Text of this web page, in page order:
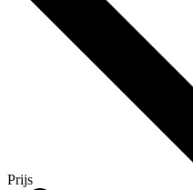
Prijs